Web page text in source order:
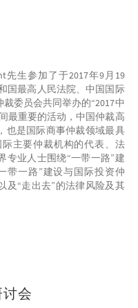
先生参加了于2017年9月19
国最高人民法院、中国国际
委员会共同举办的“2017中
最重要的活动，中国仲裁高
也是国际商事仲裁领域最具
主要仲裁机构的代表、法
专业人士围绕“一带一路”建
带一路”建设与国际投资仲
及“走出去”的法律风险及其
会